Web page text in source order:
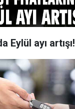
Eylül ayı artışı!